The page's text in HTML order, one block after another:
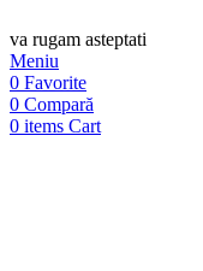
va rugam asteptati
Meniu
0 Favorite
0 Compară
0 items Cart